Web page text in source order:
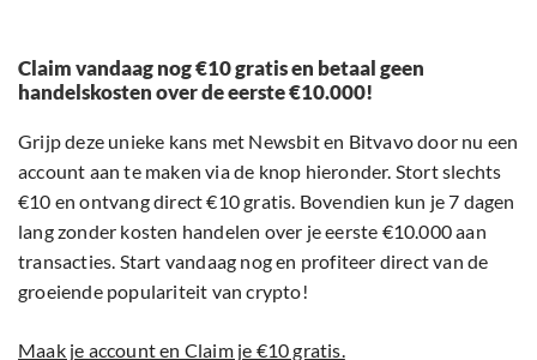
Claim vandaag nog €10 gratis en betaal geen
handelskosten over de eerste €10.000!
Grijp deze unieke kans met Newsbit en Bitvavo door nu een
account aan te maken via de knop hieronder. Stort slechts
€10 en ontvang direct €10 gratis. Bovendien kun je 7 dagen
lang zonder kosten handelen over je eerste €10.000 aan
transacties. Start vandaag nog en profiteer direct van de
groeiende populariteit van crypto!
Maak je account en Claim je €10 gratis.